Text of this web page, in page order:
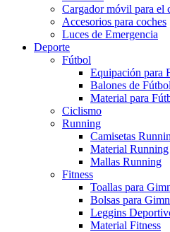
Cargador móvil para el
Accesorios para coches
Luces de Emergencia
Deporte
Fútbol
Equipación para
Balones de Fútbol
Material para
Ciclismo
Running
Camisetas
Material Running
Mallas Running
Fitness
Toallas para
Bolsas para
Leggins
Material Fitness